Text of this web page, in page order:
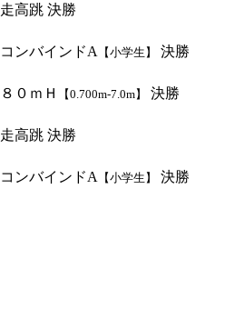
走高跳 決勝
コンバインドA 【小学生】
決勝
８０ｍＨ 【0.700m-7.0m】
決勝
走高跳 決勝
コンバインドA 【小学生】
決勝